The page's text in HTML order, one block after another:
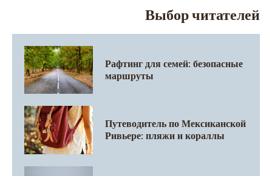
Выбор читателей
Рафтинг для семей: безопасные
маршруты
Путеводитель по Мексиканской
Ривьере: пляжи и кораллы